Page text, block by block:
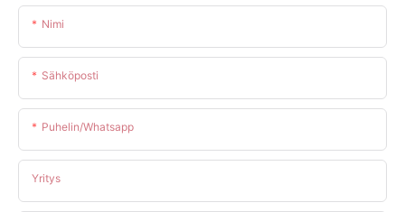
Nimi
Sähköposti
Puhelin/whatsapp
Yritys